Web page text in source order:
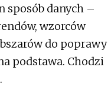
sposób danych –
wzorców
do poprawy
podstawa. Chodzi